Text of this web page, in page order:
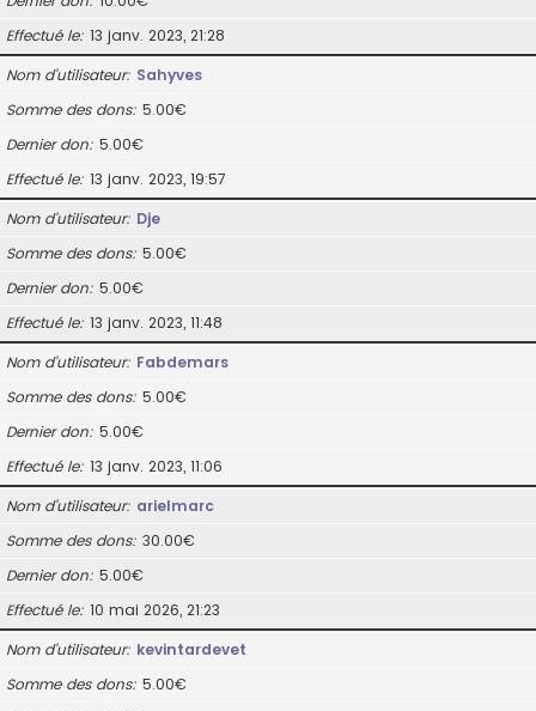
Effectué le 13 janv. 2023, 21:28
Nom d’utilisateur Sahyves
Somme des dons 5.00€
Dernier don 5.00€
Effectué le 13 janv. 2023, 19:57
Nom d’utilisateur Dje
Somme des dons 5.00€
Dernier don 5.00€
Effectué le 13 janv. 2023, 11:48
Nom d’utilisateur Fabdemars
Somme des dons 5.00€
Dernier don 5.00€
Effectué le 13 janv. 2023, 11:06
Nom d’utilisateur arielmarc
Somme des dons 30.00€
Dernier don 5.00€
Effectué le 10 mai 2026, 21:23
Nom d’utilisateur kevintardevet
Somme des dons 5.00€